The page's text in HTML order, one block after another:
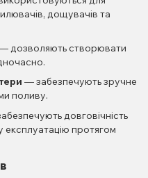
дощувачів та
дозволяють створювати
— забезпечують зручне
поливу.
довговічність
протягом